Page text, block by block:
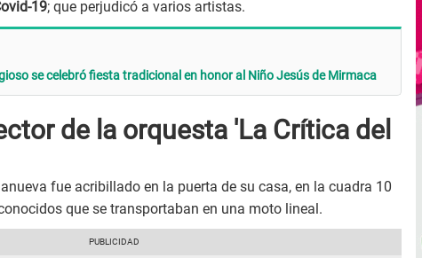
19; que perjudicó a varios artistas.
se celebró fiesta tradicional en honor al Niño Jesús de Mirmaca
de la orquesta 'La Crítica del
fue acribillado en la puerta de su casa, en la cuadra 10
que se transportaban en una moto lineal.